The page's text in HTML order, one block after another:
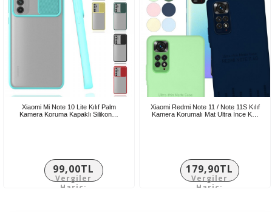
Xiaomi Mi Note 10 Lite Kılıf Palm
Kamera Koruma Kapaklı Silikon…
99,00TL
Vergiler
Hariç:
Xiaomi Redmi Note 11 / Note 11S Kılıf
Kamera Korumalı Mat Ultra İnce K…
179,90TL
Vergiler
Hariç: